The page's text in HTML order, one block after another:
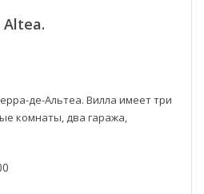
Altea.
де-Альтеа. Вилла имеет три
комнаты, два гаража,